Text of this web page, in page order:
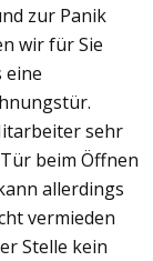
zur Panik
wir für Sie
eine
sehr
beim Öffnen
allerdings
vermieden
Stelle kein